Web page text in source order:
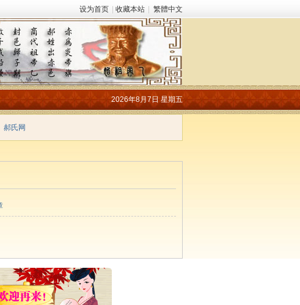
设为首页 收藏本站 繁體中文
2026年8月7日 星期五
郝氏网